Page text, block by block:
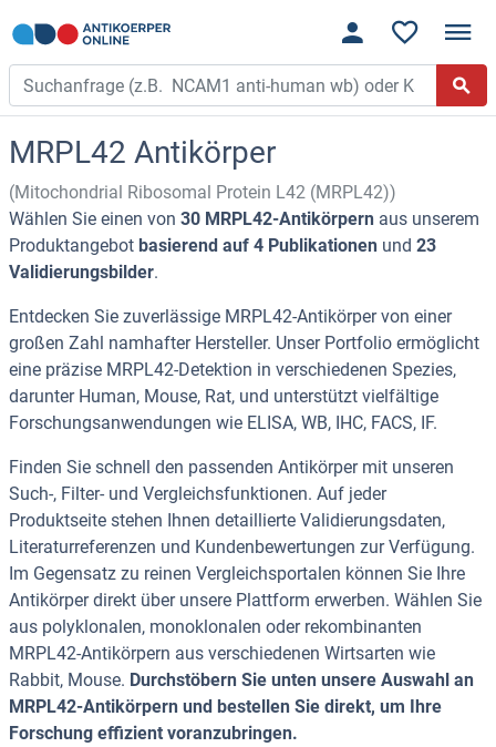
MRPL42 Antikörper
(Mitochondrial Ribosomal Protein L42 (MRPL42))
Wählen Sie einen von 30 MRPL42-Antikörpern aus unserem
Produktangebot basierend auf 4 Publikationen und 23
Validierungsbilder.
Entdecken Sie zuverlässige MRPL42-Antikörper von einer
großen Zahl namhafter Hersteller. Unser Portfolio ermöglicht
eine präzise MRPL42-Detektion in verschiedenen Spezies,
darunter Human, Mouse, Rat, und unterstützt vielfältige
Forschungsanwendungen wie ELISA, WB, IHC, FACS, IF.
Finden Sie schnell den passenden Antikörper mit unseren
Such-, Filter- und Vergleichsfunktionen. Auf jeder
Produktseite stehen Ihnen detaillierte Validierungsdaten,
Literaturreferenzen und Kundenbewertungen zur Verfügung.
Im Gegensatz zu reinen Vergleichsportalen können Sie Ihre
Antikörper direkt über unsere Plattform erwerben. Wählen Sie
aus polyklonalen, monoklonalen oder rekombinanten
MRPL42-Antikörpern aus verschiedenen Wirtsarten wie
Rabbit, Mouse. Durchstöbern Sie unten unsere Auswahl an
MRPL42-Antikörpern und bestellen Sie direkt, um Ihre
Forschung effizient voranzubringen.